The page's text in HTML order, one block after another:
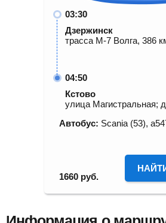
03:30
Дзержинск
трасса М-7 Волга, 386
04:50
Кстово
улица Магистральная;
Автобус: Scania (53),
1660 руб.